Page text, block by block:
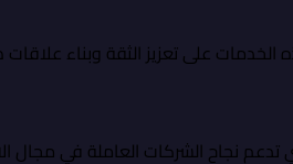
تدعم نجاح الشركات العاملة في مجال